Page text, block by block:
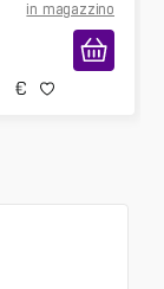
in magazzino